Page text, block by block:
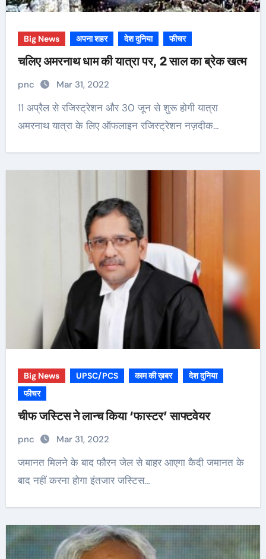
Big News अपना शहर देश दुनिया फीचर
चलिए अमरनाथ धाम की यात्रा पर, 2 साल का ब्रेक खत्म
pnc Mar 31, 2022
11 अप्रैल से रजिस्ट्रेशन और 30 जून से शुरू होगी यात्रा
अमरनाथ यात्रा के लिए ऑफलाइन रजिस्ट्रेशन नज़दीक…
Big News UPSC/PCS काम की ख़बर
देश दुनिया
फीचर
चीफ जस्टिस ने लान्च किया ‘फास्टर’ साफ्टवेयर
pnc Mar 31, 2022
जमानत मिलने के बाद फौरन जेल से बाहर आएगा कैदी जमानत के
बाद नहीं करना होगा इंतजार जस्टिस…